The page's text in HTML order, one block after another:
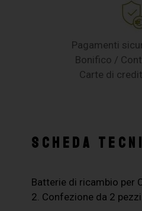
Pagamenti
Bonifico /
Carte di
SCHEDA
Batterie di ricambio per
2. Confezione da 2 pezzi.